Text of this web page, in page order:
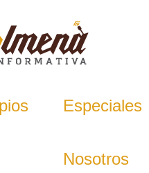
Especiales
Nosotros